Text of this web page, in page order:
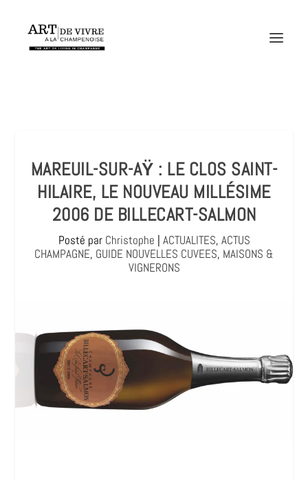
MAREUIL-SUR-AŸ : LE CLOS SAINT-
HILAIRE, LE NOUVEAU MILLÉSIME
2006 DE BILLECART-SALMON
Posté par Christophe | ACTUALITES, ACTUS
CHAMPAGNE, GUIDE NOUVELLES CUVEES, MAISONS &
VIGNERONS